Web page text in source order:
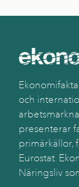
och
presenterar
primärkällor,
Eurostat.
Näringsliv